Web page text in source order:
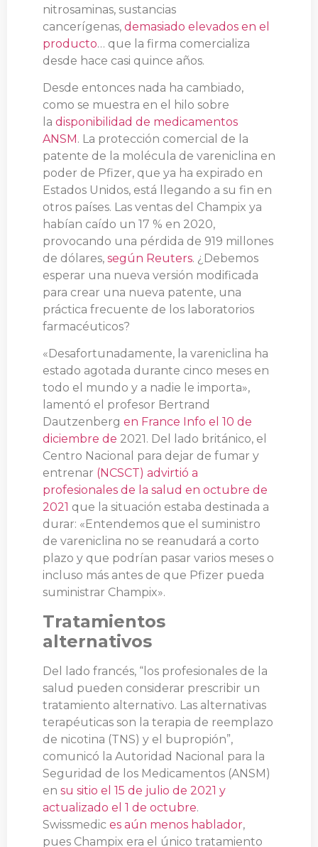
nitrosaminas, sustancias
cancerígenas, demasiado elevados en el
producto… que la firma comercializa
desde hace casi quince años.
Desde entonces nada ha cambiado,
como se muestra en el hilo sobre
la disponibilidad de medicamentos
ANSM. La protección comercial de la
patente de la molécula de vareniclina en
poder de Pfizer, que ya ha expirado en
Estados Unidos, está llegando a su fin en
otros países. Las ventas del Champix ya
habían caído un 17 % en 2020,
provocando una pérdida de 919 millones
de dólares, según Reuters. ¿Debemos
esperar una nueva versión modificada
para crear una nueva patente, una
práctica frecuente de los laboratorios
farmacéuticos?
«Desafortunadamente, la vareniclina ha
estado agotada durante cinco meses en
todo el mundo y a nadie le importa»,
lamentó el profesor Bertrand
Dautzenberg en France Info el 10 de
diciembre de 2021. Del lado británico, el
Centro Nacional para dejar de fumar y
entrenar (NCSCT) advirtió a
profesionales de la salud en octubre de
2021 que la situación estaba destinada a
durar: «Entendemos que el suministro
de vareniclina no se reanudará a corto
plazo y que podrían pasar varios meses o
incluso más antes de que Pfizer pueda
suministrar Champix».
Tratamientos
alternativos
Del lado francés, “los profesionales de la
salud pueden considerar prescribir un
tratamiento alternativo. Las alternativas
terapéuticas son la terapia de reemplazo
de nicotina (TNS) y el bupropión”,
comunicó la Autoridad Nacional para la
Seguridad de los Medicamentos (ANSM)
en su sitio el 15 de julio de 2021 y
actualizado el 1 de octubre.
Swissmedic es aún menos hablador,
pues Champix era el único tratamiento